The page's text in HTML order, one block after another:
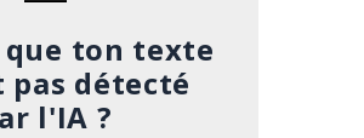
que ton texte
pas détecté
l'IA ?